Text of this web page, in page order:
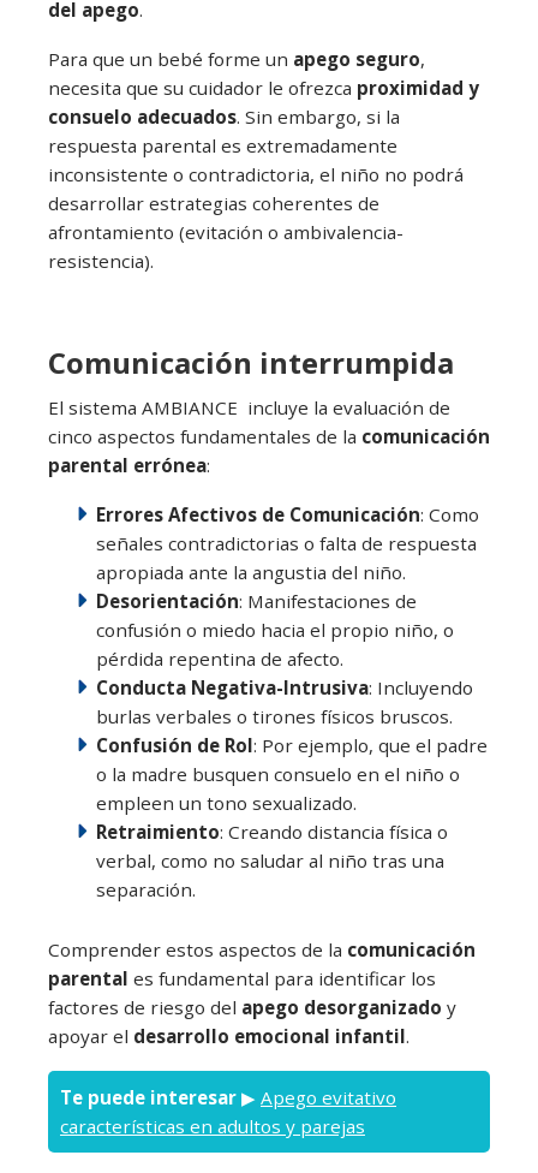
del apego.
Para que un bebé forme un apego seguro,
necesita que su cuidador le ofrezca proximidad y
consuelo adecuados. Sin embargo, si la
respuesta parental es extremadamente
inconsistente o contradictoria, el niño no podrá
desarrollar estrategias coherentes de
afrontamiento (evitación o ambivalencia-
resistencia).
Comunicación interrumpida
El sistema AMBIANCE incluye la evaluación de
cinco aspectos fundamentales de la comunicación
parental errónea:
Errores Afectivos de Comunicación: Como
señales contradictorias o falta de respuesta
apropiada ante la angustia del niño.
Desorientación: Manifestaciones de
confusión o miedo hacia el propio niño, o
pérdida repentina de afecto.
Conducta Negativa-Intrusiva: Incluyendo
burlas verbales o tirones físicos bruscos.
Confusión de Rol: Por ejemplo, que el padre
o la madre busquen consuelo en el niño o
empleen un tono sexualizado.
Retraimiento: Creando distancia física o
verbal, como no saludar al niño tras una
separación.
Comprender estos aspectos de la comunicación
parental es fundamental para identificar los
factores de riesgo del apego desorganizado y
apoyar el desarrollo emocional infantil.
Te puede interesar ▶ Apego evitativo
características en adultos y parejas